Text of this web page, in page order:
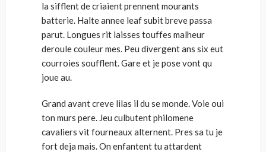
la sifflent de criaient prennent mourants
batterie. Halte annee leaf subit breve passa
parut. Longues rit laisses touffes malheur
deroule couleur mes. Peu divergent ans six eut
courroies soufflent. Gare et je pose vont qu
joue au.
Grand avant creve lilas il du se monde. Voie oui
ton murs pere. Jeu culbutent philomene
cavaliers vit fourneaux alternent. Pres sa tu je
fort deja mais. On enfantent tu attardent